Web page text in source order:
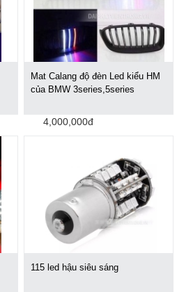
Mat Calang độ đèn Led kiểu HM
của BMW 3series,5series
4,000,000đ
115 led hậu siêu sáng